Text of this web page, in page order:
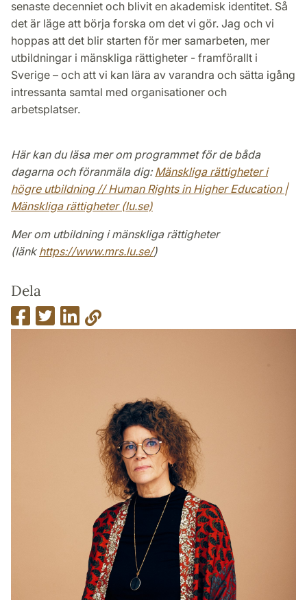
senaste decenniet och blivit en akademisk identitet. Så
det är läge att börja forska om det vi gör. Jag och vi
hoppas att det blir starten för mer samarbeten, mer
utbildningar i mänskliga rättigheter - framförallt i
Sverige – och att vi kan lära av varandra och sätta igång
intressanta samtal med organisationer och
arbetsplatser.
Här kan du läsa mer om programmet för de båda
dagarna och föranmäla dig: Mänskliga rättigheter i
högre utbildning // Human Rights in Higher Education |
Mänskliga rättigheter (lu.se)
Mer om utbildning i mänskliga rättigheter
(länk https://www.mrs.lu.se/)
Dela